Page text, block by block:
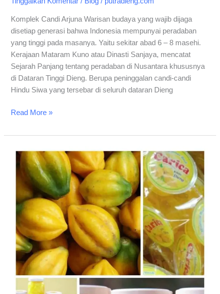
Komplek Candi Arjuna Warisan budaya yang wajib dijaga
disetiap generasi bahwa Indonesia mempunyai peradaban
yang tinggi pada masanya. Yaitu sekitar abad 6 – 8 masehi.
Kerajaan Mataram Kuno atau Dinasti Sanjaya, mencatat
Sejarah Panjang tentang peradaban di Nusantara khususnya
di Dataran Tinggi Dieng. Berupa peninggalan candi-candi
Hindu Siwa yang tersebar di seluruh dataran Dieng
Read More »
Cara
Membuat
Manisan
Carica